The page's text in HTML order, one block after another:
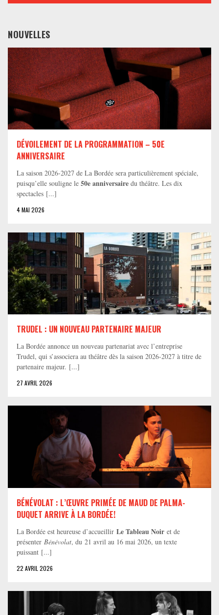
NOUVELLES
DÉVOILEMENT DE LA PROGRAMMATION – 50E
ANNIVERSAIRE
La saison 2026-2027 de La Bordée sera particulièrement spéciale,
puisqu’elle souligne le 50e anniversaire du théâtre. Les dix
spectacles [...]
4 MAI 2026
TRUDEL : UN NOUVEAU PARTENAIRE MAJEUR
La Bordée annonce un nouveau partenariat avec l’entreprise
Trudel, qui s’associera au théâtre dès la saison 2026-2027 à titre de
partenaire majeur. [...]
27 AVRIL 2026
BÉNÉVOLAT : L’ŒUVRE PRIMÉE DE MAUD DE PALMA-
DUQUET ARRIVE À LA BORDÉE!
La Bordée est heureuse d’accueillir Le Tableau Noir et de
présenter Bénévolat, du 21 avril au 16 mai 2026, un texte
puissant [...]
22 AVRIL 2026